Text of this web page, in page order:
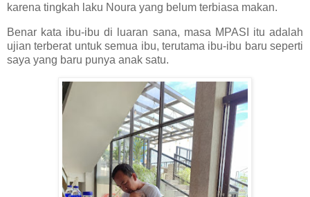
karena tingkah laku Noura yang belum terbiasa makan.
Benar kata ibu-ibu di luaran sana, masa MPASI itu adalah
ujian terberat untuk semua ibu, terutama ibu-ibu baru seperti
saya yang baru punya anak satu.